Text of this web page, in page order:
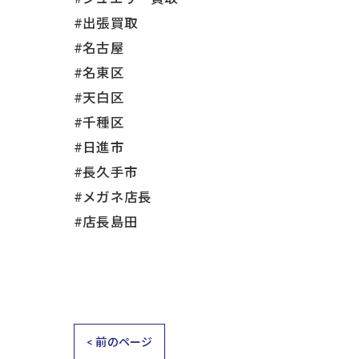
#出張買取
#名古屋
#名東区
#天白区
#千種区
#日進市
#長久手市
#メガネ店長
#店長島田
< 前のページ